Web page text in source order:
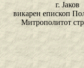
г. Јаков
викарен епископ
Митрополитот